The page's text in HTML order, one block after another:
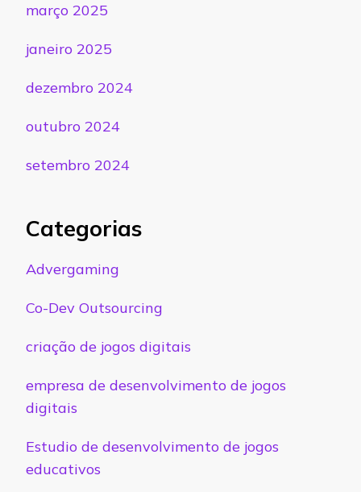
março 2025
janeiro 2025
dezembro 2024
outubro 2024
setembro 2024
Categorias
Advergaming
Co-Dev Outsourcing
criação de jogos digitais
empresa de desenvolvimento de jogos
digitais
Estudio de desenvolvimento de jogos
educativos